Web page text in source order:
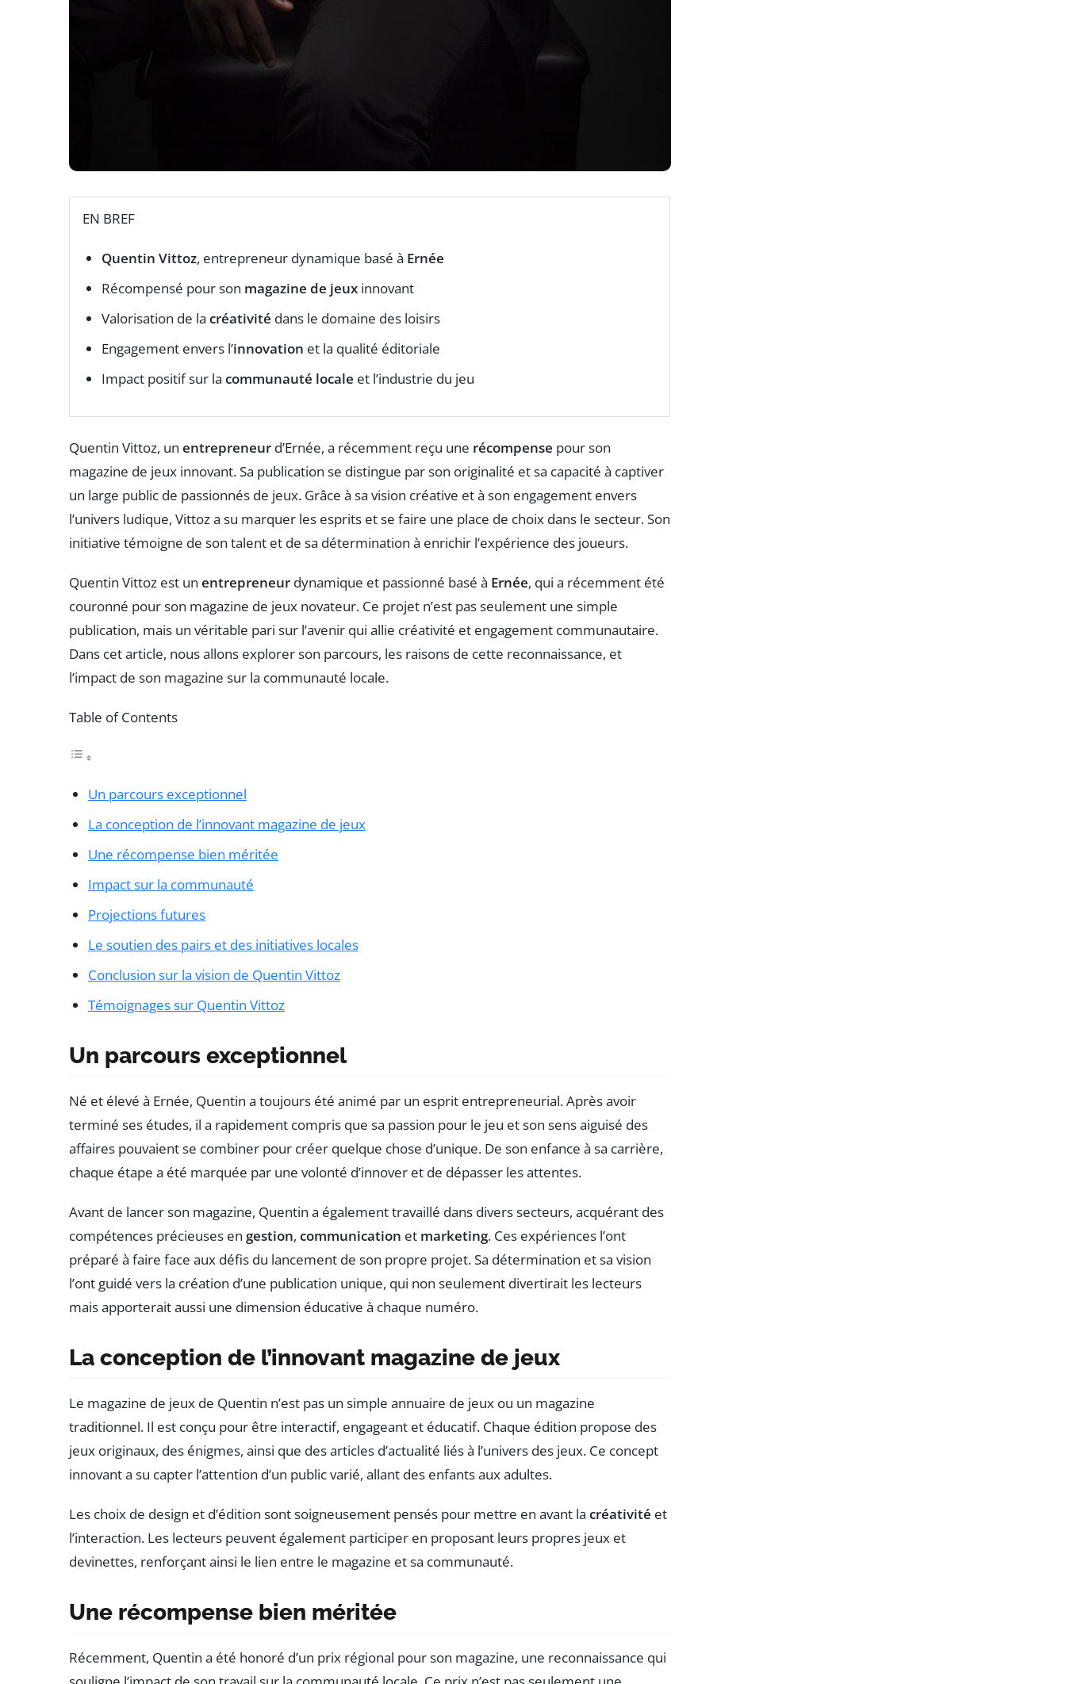
EN BREF
Quentin Vittoz, entrepreneur dynamique basé à Ernée
Récompensé pour son magazine de jeux innovant
Valorisation de la créativité dans le domaine des loisirs
Engagement envers l’innovation et la qualité éditoriale
Impact positif sur la communauté locale et l’industrie du jeu
Quentin Vittoz, un entrepreneur d’Ernée, a récemment reçu une récompense pour son
magazine de jeux innovant. Sa publication se distingue par son originalité et sa capacité à captiver
un large public de passionnés de jeux. Grâce à sa vision créative et à son engagement envers
l’univers ludique, Vittoz a su marquer les esprits et se faire une place de choix dans le secteur. Son
initiative témoigne de son talent et de sa détermination à enrichir l’expérience des joueurs.
Quentin Vittoz est un entrepreneur dynamique et passionné basé à Ernée, qui a récemment été
couronné pour son magazine de jeux novateur. Ce projet n’est pas seulement une simple
publication, mais un véritable pari sur l’avenir qui allie créativité et engagement communautaire.
Dans cet article, nous allons explorer son parcours, les raisons de cette reconnaissance, et
l’impact de son magazine sur la communauté locale.
Table of Contents
Un parcours exceptionnel
La conception de l’innovant magazine de jeux
Une récompense bien méritée
Impact sur la communauté
Projections futures
Le soutien des pairs et des initiatives locales
Conclusion sur la vision de Quentin Vittoz
Témoignages sur Quentin Vittoz
Un parcours exceptionnel
Né et élevé à Ernée, Quentin a toujours été animé par un esprit entrepreneurial. Après avoir
terminé ses études, il a rapidement compris que sa passion pour le jeu et son sens aiguisé des
affaires pouvaient se combiner pour créer quelque chose d’unique. De son enfance à sa carrière,
chaque étape a été marquée par une volonté d’innover et de dépasser les attentes.
Avant de lancer son magazine, Quentin a également travaillé dans divers secteurs, acquérant des
compétences précieuses en gestion, communication et marketing. Ces expériences l’ont
préparé à faire face aux défis du lancement de son propre projet. Sa détermination et sa vision
l’ont guidé vers la création d’une publication unique, qui non seulement divertirait les lecteurs
mais apporterait aussi une dimension éducative à chaque numéro.
La conception de l’innovant magazine de jeux
Le magazine de jeux de Quentin n’est pas un simple annuaire de jeux ou un magazine
traditionnel. Il est conçu pour être interactif, engageant et éducatif. Chaque édition propose des
jeux originaux, des énigmes, ainsi que des articles d’actualité liés à l’univers des jeux. Ce concept
innovant a su capter l’attention d’un public varié, allant des enfants aux adultes.
Les choix de design et d’édition sont soigneusement pensés pour mettre en avant la créativité et
l’interaction. Les lecteurs peuvent également participer en proposant leurs propres jeux et
devinettes, renforçant ainsi le lien entre le magazine et sa communauté.
Une récompense bien méritée
Récemment, Quentin a été honoré d’un prix régional pour son magazine, une reconnaissance qui